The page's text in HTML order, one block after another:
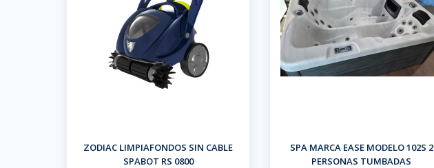
ZODIAC LIMPIAFONDOS SIN CABLE
SPABOT RS 0800
SPA MARCA EASE MODELO 102S 2
PERSONAS TUMBADAS